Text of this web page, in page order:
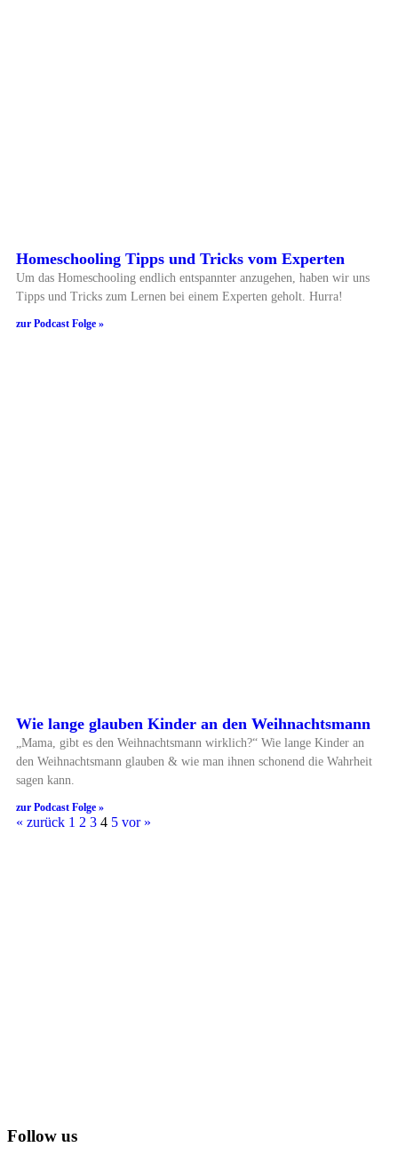
Homeschooling Tipps und Tricks vom Experten
Um das Homeschooling endlich entspannter anzugehen, haben wir uns
Tipps und Tricks zum Lernen bei einem Experten geholt. Hurra!
zur Podcast Folge »
Wie lange glauben Kinder an den Weihnachtsmann
„Mama, gibt es den Weihnachtsmann wirklich?“ Wie lange Kinder an
den Weihnachtsmann glauben & wie man ihnen schonend die Wahrheit
sagen kann.
zur Podcast Folge »
« zurück 1 2 3 4 5 vor »
Follow us